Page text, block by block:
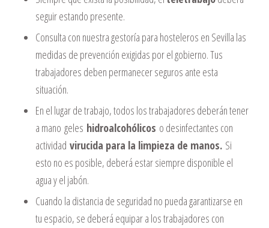
seguir estando presente.
Consulta con nuestra gestoría para hosteleros en Sevilla las
medidas de prevención exigidas por el gobierno. Tus
trabajadores deben permanecer seguros ante esta
situación.
En el lugar de trabajo, todos los trabajadores deberán tener
a mano geles hidroalcohólicos o desinfectantes con
actividad virucida para la limpieza de manos. Si
esto no es posible, deberá estar siempre disponible el
agua y el jabón.
Cuando la distancia de seguridad no pueda garantizarse en
tu espacio, se deberá equipar a los trabajadores con